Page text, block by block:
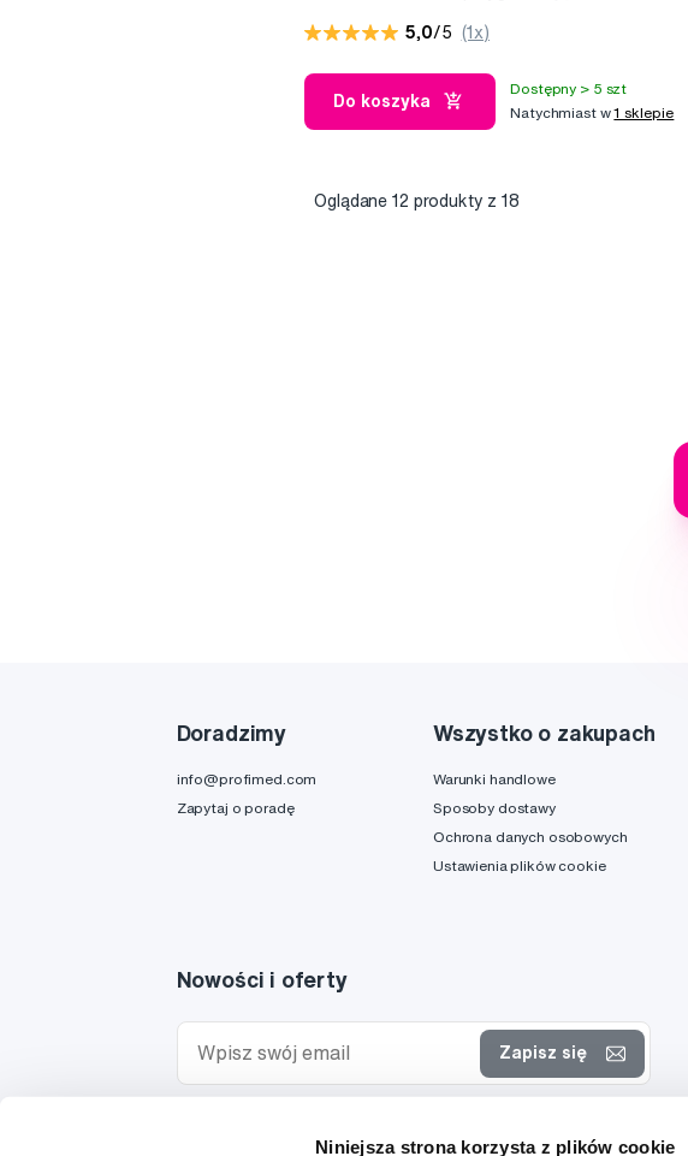
Niniejsza strona korzysta z plików cookie
5,0/5 (1x)
Do koszyka
Dostępny > 5 szt
Natychmiast w1 sklepie
Oglądane12 produkty z 18
Doradzimy
info@profimed.com
Zapytaj o poradę
Wszystko o zakupach
Warunki handlowe
Sposoby dostawy
Ochrona danych osobowych
Ustawienia plików cookie
Nowości i oferty
Zapisz się
specjalnych i wyrażam zgodę naprzetwarzanie danych